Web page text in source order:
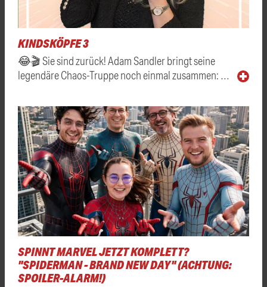
KINDSKÖPFE 3
😂🎬 Sie sind zurück! Adam Sandler bringt seine
legendäre Chaos-Truppe noch einmal zusammen: …
SPINNT MARVEL JETZT KOMPLETT?
"SPIDERMAN - BRAND NEW DAY" (ACHTUNG:
SPOILER-ALARM!)